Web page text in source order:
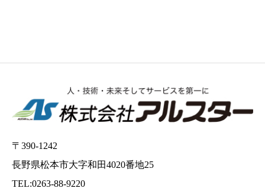
〒390-1242
長野県松本市大字和田4020番地25
TEL:0263-88-9220